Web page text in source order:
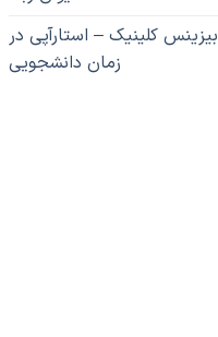
بیزینس کلینیک – استارآپی در
زمان دانشجویی